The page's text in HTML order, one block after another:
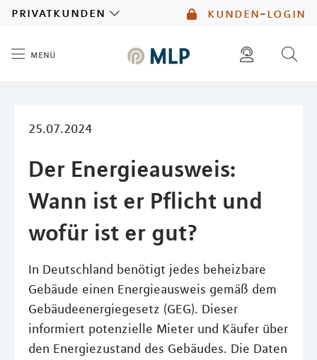
kunden-login
privatkunden
menü
25.07.2024
Der Energieausweis:
Wann ist er Pflicht und
wofür ist er gut?
In Deutschland benötigt jedes beheizbare
Gebäude einen Energieausweis gemäß dem
Gebäudeenergiegesetz (GEG). Dieser
informiert potenzielle Mieter und Käufer über
den Energiezustand des Gebäudes. Die Daten